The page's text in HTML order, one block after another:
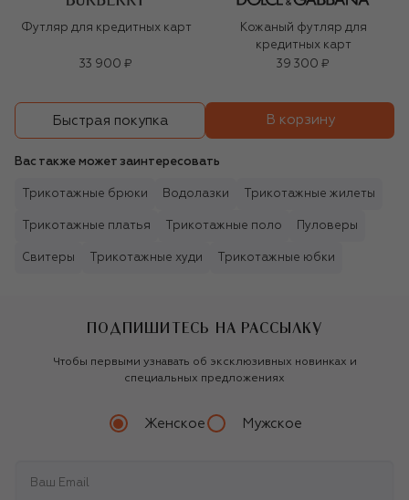
Футляр для кредитных карт
33 900 ₽
Кожаный футляр для
кредитных карт
39 300 ₽
Быстрая покупка В корзину
Вас также может заинтересовать
Трикотажные брюки Водолазки Трикотажные жилеты
Трикотажные платья Трикотажные поло Пуловеры
Свитеры Трикотажные худи Трикотажные юбки
ПОДПИШИТЕСЬ НА РАССЫЛКУ
Чтобы первыми узнавать об эксклюзивных новинках и
специальных предложениях
Женское Мужское